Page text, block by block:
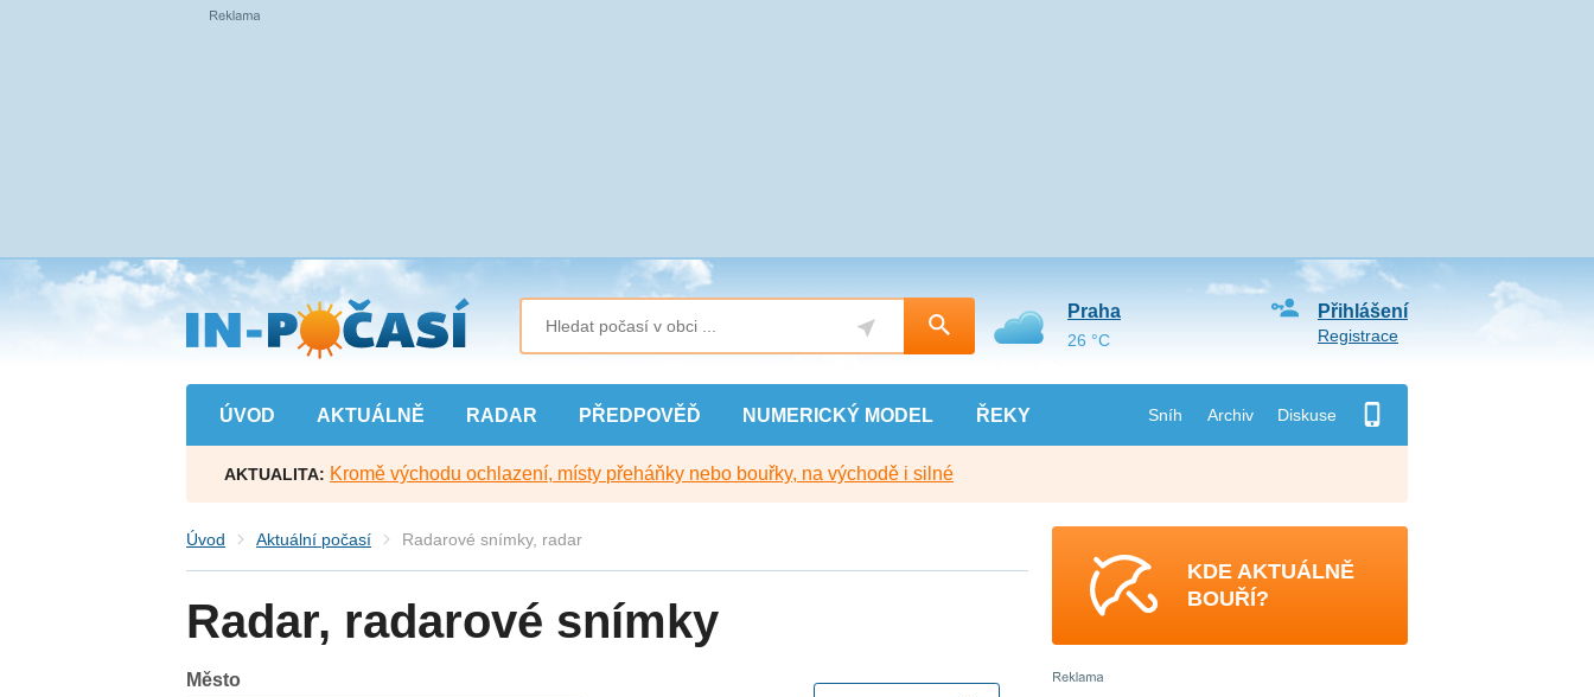
Přejít
na
hlavní
obsah
ÚVOD AKTUÁLNĚ RADAR PŘEDPOVĚĎ NUMERICKÝ MODEL ŘEKY Sníh Archiv Diskuse
Přihlášení
Registrace
Praha
26 °C
AKTUALITA: Kromě východu ochlazení, místy přeháňky nebo bouřky, na východě i silné
Úvod Aktuální počasí Radarové snímky, radar
Radar, radarové snímky
Město
KDE AKTUÁLNĚ
BOUŘÍ?